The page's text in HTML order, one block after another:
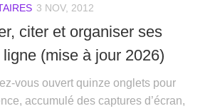
3 NOV, 2012
citer et organiser ses
(mise à jour 2026)
vous ouvert quinze onglets pour
accumulé des captures d’écran,